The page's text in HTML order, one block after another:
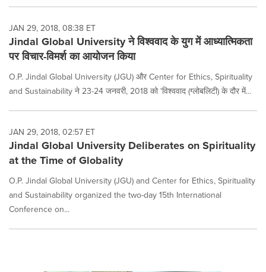
JAN 29, 2018, 08:38 ET
Jindal Global University ने विश्ववाद के युग में आध्यात्मिकता
पर विचार-विमर्श का आयोजन किया
O.P. Jindal Global University (JGU) और Center for Ethics, Spirituality
and Sustainability ने 23-24 जनवरी, 2018 को 'विश्ववाद (ग्लोबलिटी) के दौर में...
JAN 29, 2018, 02:57 ET
Jindal Global University Deliberates on Spirituality
at the Time of Globality
O.P. Jindal Global University (JGU) and Center for Ethics, Spirituality
and Sustainability organized the two-day 15th International
Conference on...